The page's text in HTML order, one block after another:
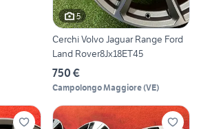
5
Cerchi Volvo Jaguar Range Ford
Land Rover8Jx18ET45
750 €
Campolongo Maggiore(VE)